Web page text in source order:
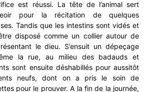
est réussi. La tête de l’animal sert
pour la récitation de quelques
Tandis que les intestins sont vidés et
disposé comme un collier autour de
le dieu. S’ensuit un dépeçage
la rue, au milieu des badauds et
sont ensuite déshabillés pour aussitôt
neufs, dont on a pris le soin de
pour le prouver. A la fin de la journée,